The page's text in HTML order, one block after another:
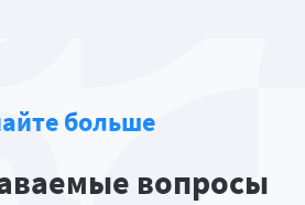
больше
вопросы